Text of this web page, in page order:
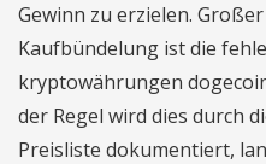
Gewinn zu erzielen.
Kaufbündelung ist die
kryptowährungen
der Regel wird dies durch
Preisliste dokumentiert,